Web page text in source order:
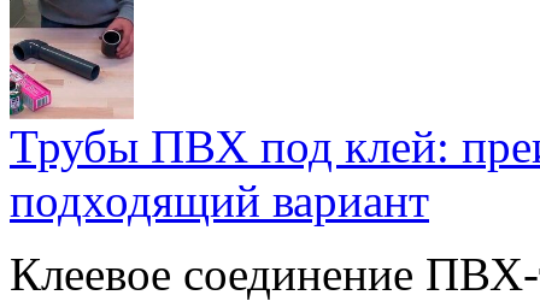
Трубы ПВХ под клей:
подходящий вариант
Клеевое соединение